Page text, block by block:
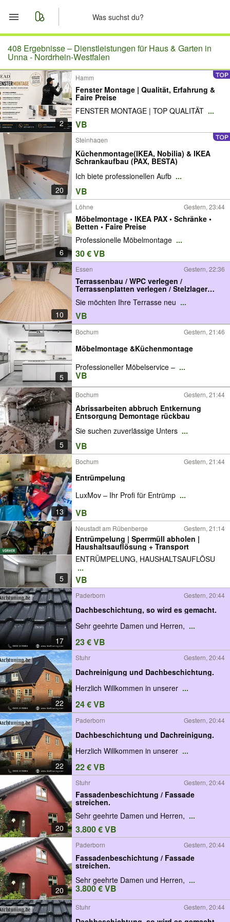
Start
Merkliste
Nachrichten
Anzeige aufgeben
408 Ergebnisse – Dienstleistungen für Haus & Garten in
Unna - Nordrhein-Westfalen
2
Hamm
Fenster Montage | Qualität, Erfahrung &
Faire Preise
FENSTER MONTAGE | TOP QUALITÄT ...
VB
20
Steinhagen
Küchenmontage(IKEA, Nobilia) & IKEA
Schrankaufbau (PAX, BESTA)
Ich biete professionellen Aufb ...
VB
6
Löhne Gestern, 23:44
Möbelmontage • IKEA PAX • Schränke •
Betten • Faire Preise
Professionelle Möbelmontage ...
30 € VB
10
Essen Gestern, 22:36
Terrassenbau / WPC verlegen /
Terrassenplatten verlegen / Stelzlager
verlegen / Garten / Terrassenfliesen
verlegen / Gartenausbau
Sie möchten Ihre Terrasse neu ...
VB
5
Bochum Gestern, 21:46
Möbelmontage &Küchenmontage
Professioneller Möbelservice – ...
VB
5
Bochum Gestern, 21:44
Abrissarbeiten abbruch Entkernung
Entsorgung Demontage rückbau
Sie suchen zuverlässige Unters ...
VB
13
Bochum Gestern, 21:44
Entrümpelung
LuxMov – Ihr Profi für Entrümp ...
VB
5
Neustadt am Rübenberge Gestern, 21:14
Entrümpelung | Sperrmüll abholen |
Haushaltsauflösung + Transport
ENTRÜMPELUNG, HAUSHALTSAUFLÖSU
...
VB
17
Paderborn Gestern, 20:44
Dachbeschichtung, so wird es gemacht.
Sehr geehrte Damen und Herren, ...
23 € VB
22
Stuhr Gestern, 20:44
Dachreinigung und Dachbeschichtung.
Herzlich Willkommen in unserer ...
24 € VB
22
Paderborn Gestern, 20:44
Dachbeschichtung und Dachreinigung.
Herzlich Willkommen in unserer ...
22 € VB
20
Stuhr Gestern, 20:44
Fassadenbeschichtung / Fassade
streichen.
Sehr geehrte Damen und Herren, ...
3.800 € VB
20
Paderborn Gestern, 20:44
Fassadenbeschichtung / Fassade
streichen.
Sehr geehrte Damen und Herren, ...
3.800 € VB
Stuhr Gestern, 20:44